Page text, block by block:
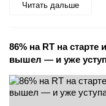
Читать дальше
86% на RT на
вышел — и уже